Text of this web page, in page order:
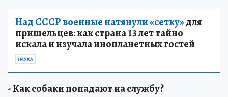
Над СССР военные натянули «сетку»для
пришельцев: как страна 13 лет тайно
искала и изучала инопланетных гостей
НАУКА
- Как собаки попадают на службу?